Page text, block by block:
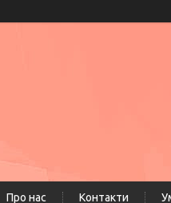
Про нас Контакти